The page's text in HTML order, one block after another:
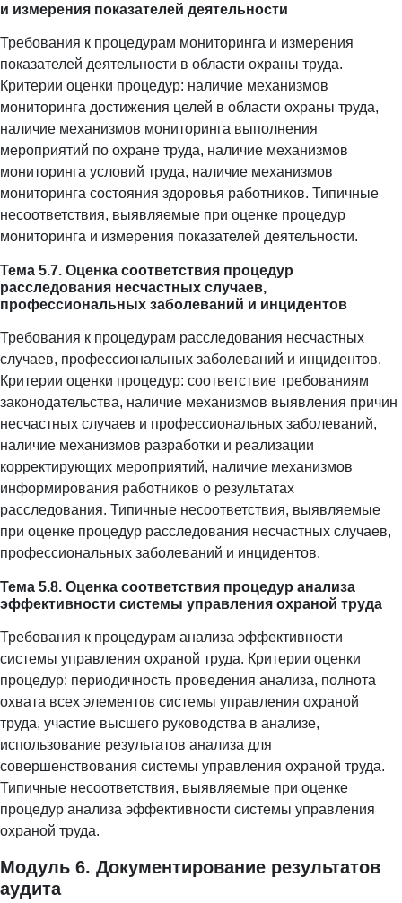
и измерения показателей деятельности
Требования к процедурам мониторинга и измерения
показателей деятельности в области охраны труда.
Критерии оценки процедур: наличие механизмов
мониторинга достижения целей в области охраны труда,
наличие механизмов мониторинга выполнения
мероприятий по охране труда, наличие механизмов
мониторинга условий труда, наличие механизмов
мониторинга состояния здоровья работников. Типичные
несоответствия, выявляемые при оценке процедур
мониторинга и измерения показателей деятельности.
Тема 5.7. Оценка соответствия процедур
расследования несчастных случаев,
профессиональных заболеваний и инцидентов
Требования к процедурам расследования несчастных
случаев, профессиональных заболеваний и инцидентов.
Критерии оценки процедур: соответствие требованиям
законодательства, наличие механизмов выявления причин
несчастных случаев и профессиональных заболеваний,
наличие механизмов разработки и реализации
корректирующих мероприятий, наличие механизмов
информирования работников о результатах
расследования. Типичные несоответствия, выявляемые
при оценке процедур расследования несчастных случаев,
профессиональных заболеваний и инцидентов.
Тема 5.8. Оценка соответствия процедур анализа
эффективности системы управления охраной труда
Требования к процедурам анализа эффективности
системы управления охраной труда. Критерии оценки
процедур: периодичность проведения анализа, полнота
охвата всех элементов системы управления охраной
труда, участие высшего руководства в анализе,
использование результатов анализа для
совершенствования системы управления охраной труда.
Типичные несоответствия, выявляемые при оценке
процедур анализа эффективности системы управления
охраной труда.
Модуль 6. Документирование результатов
аудита